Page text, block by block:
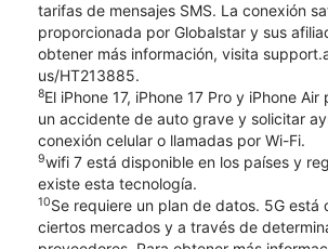
tarifas de mensajes SMS. La conexión
proporcionada por Globalstar y sus
obtener más información, visita
us/HT213885.
8El iPhone 17, iPhone 17 Pro y iPhone
un accidente de auto grave y solicitar
conexión celular o llamadas por Wi-Fi.
9wifi 7 está disponible en los países y
existe esta tecnología.
10Se requiere un plan de datos. 5G está
ciertos mercados y a través de